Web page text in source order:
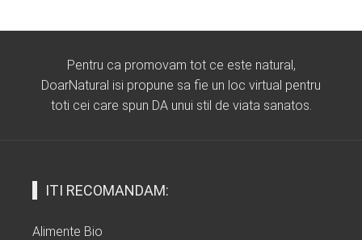
Pentru ca promovam tot ce este natural,
DoarNatural isi propune sa fie un loc virtual pentru
toti cei care spun DA unui stil de viata sanatos.
ITI RECOMANDAM:
Alimente Bio